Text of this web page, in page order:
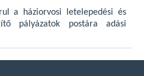
a háziorvosi letelepedési és
pályázatok postára adási